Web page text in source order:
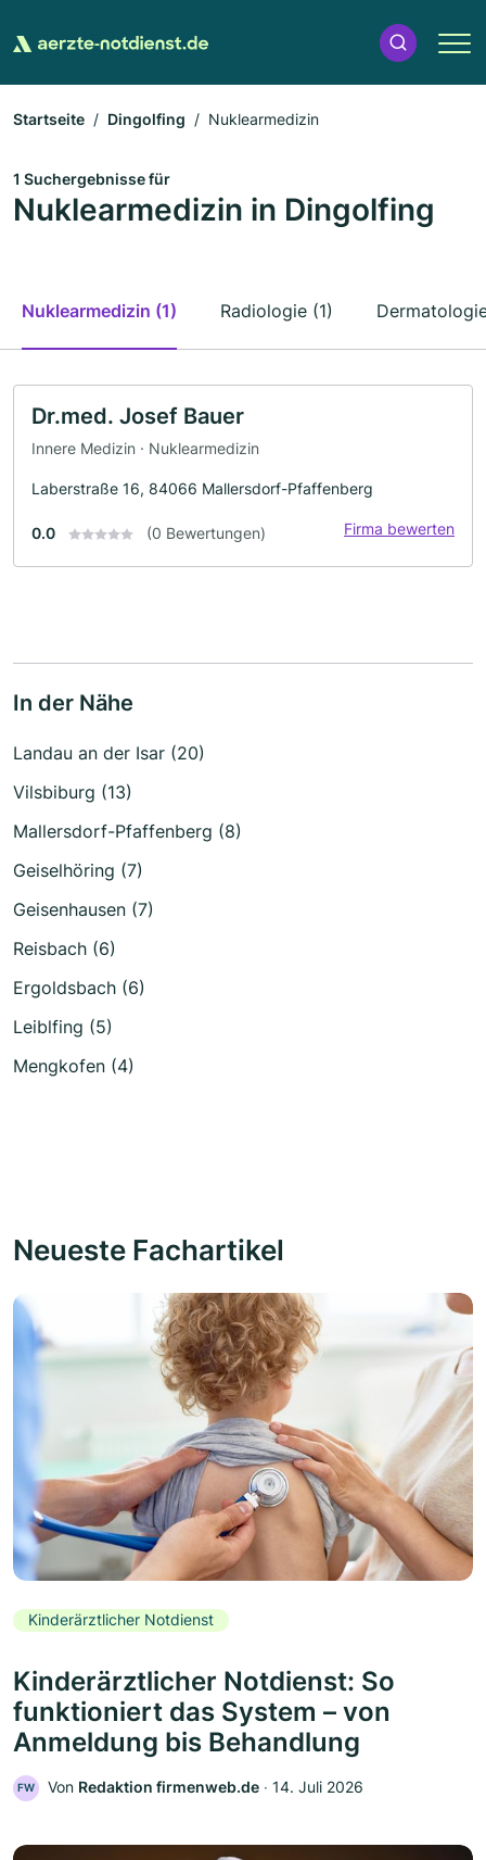
Startseite Dingolfing Nuklearmedizin
1 Suchergebnisse für
Nuklearmedizin in Dingolfing
Nuklearmedizin (1) Radiologie (1)
Dr.med. Josef Bauer
Innere Medizin · Nuklearmedizin
Laberstraße 16, 84066 Mallersdorf-Pfaffenberg
0.0 (0 Bewertungen) Firma bewerten
In der Nähe
Landau an der Isar (20)
Vilsbiburg (13)
Mallersdorf-Pfaffenberg (8)
Geiselhöring (7)
Geisenhausen (7)
Reisbach (6)
Ergoldsbach (6)
Leiblfing (5)
Mengkofen (4)
Neueste Fachartikel
Kinderärztlicher Notdienst
Kinderärztlicher Notdienst: So
funktioniert das System – von
Anmeldung bis Behandlung
FW Von Redaktion firmenweb.de ‧ 14. Juli 2026